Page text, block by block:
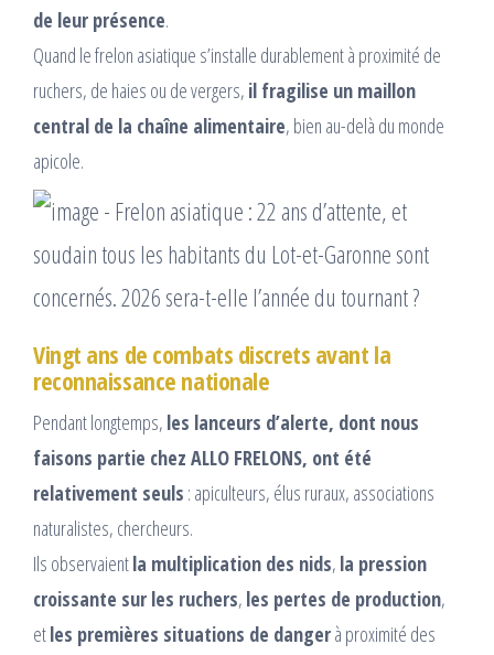
de leur présence.
Quand le frelon asiatique s’installe durablement à proximité de
ruchers, de haies ou de vergers, il fragilise un maillon
central de la chaîne alimentaire, bien au-delà du monde
apicole.
Vingt ans de combats discrets avant la
reconnaissance nationale
Pendant longtemps, les lanceurs d’alerte, dont nous
faisons partie chez ALLO FRELONS, ont été
relativement seuls : apiculteurs, élus ruraux, associations
naturalistes, chercheurs.
Ils observaientla multiplication des nids, la pression
croissante sur les ruchers, les pertes de production,
etles premières situations de dangerà proximité des